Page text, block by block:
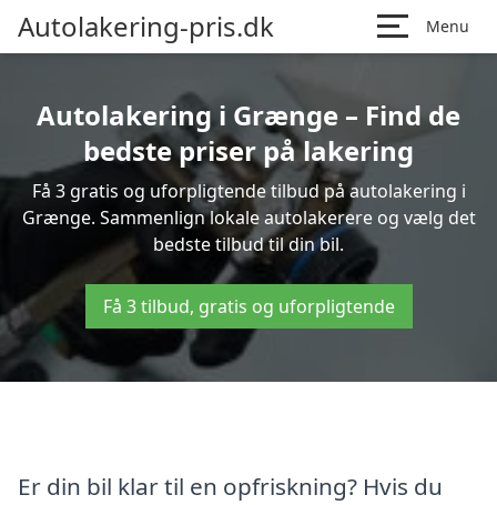
Autolakering-pris.dk Menu
Autolakering i Grænge – Find de
bedste priser på lakering
Få 3 gratis og uforpligtende tilbud på autolakering i
Grænge. Sammenlign lokale autolakerere og vælg det
bedste tilbud til din bil.
Få 3 tilbud, gratis og uforpligtende
Er din bil klar til en opfriskning? Hvis du